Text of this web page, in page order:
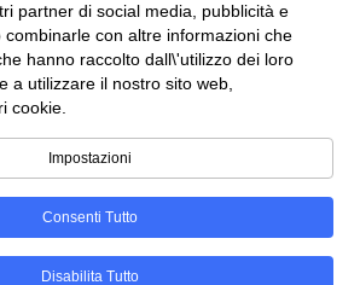
2025Automobili Web
partner di social media, pubblicità e
combinarle con altre informazioni che
hanno raccolto dall\'utilizzo dei loro
a utilizzare il nostro sito web,
cookie.
Impostazioni
Consenti Tutto
Disabilita Tutto